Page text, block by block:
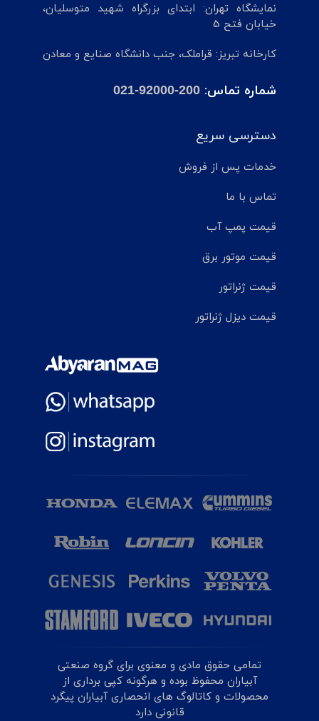
نمایشگاه تهران: ابتدای بزرگراه شهید متوسلیان،
خیابان فتح 5
کارخانه تبریز: قراملک، جنب دانشگاه صنایع و معادن
شماره تماس: 021-92000-200
دسترسی سریع
خدمات پس از فروش
تماس با ما
قیمت پمپ آب
قیمت موتور برق
قیمت ژنراتور
قیمت دیزل ژنراتور
تمامی حقوق مادی و معنوی برای گروه صنعتی
آبیاران محفوظ بوده و هرگونه کپی برداری از
محصولات و کاتالوگ های انحصاری آبیاران پیگرد
قانونی دارد